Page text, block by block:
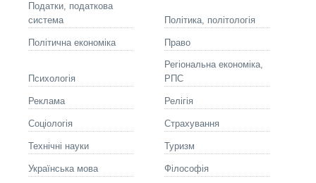
Податки, податкова
система
Політика, політологія
Політична економіка Право
Психологія
Регіональна економіка,
РПС
Реклама Релігія
Соціологія Страхування
Технічні науки Туризм
Українська мова Філософія